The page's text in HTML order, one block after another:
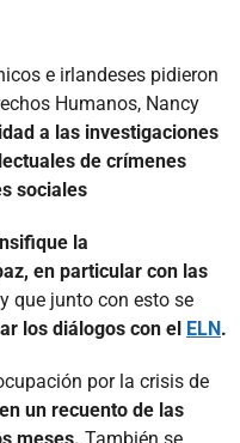
e irlandeses pidieron
Humanos, Nancy
a las investigaciones
de crímenes
sociales
la
en particular con las
y que junto con esto se
los diálogos con el ELN.
por la crisis de
un recuento de las
meses. También se